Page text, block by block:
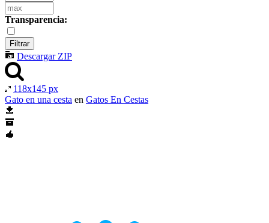
Transparencia:
Descargar ZIP
118x145 px
Gato en una cesta en Gatos En Cestas